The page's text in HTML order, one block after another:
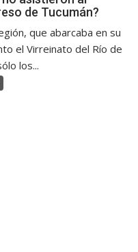
de Tucumán?
que abarcaba en su
el Virreinato del Río de
los...